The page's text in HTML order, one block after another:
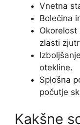
Vnetna
Bolečina
Okorelost
zlasti
otekline.
Splošna
počutje
Kakšne